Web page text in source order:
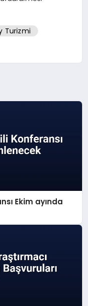
Turizmi
Ekim ayında